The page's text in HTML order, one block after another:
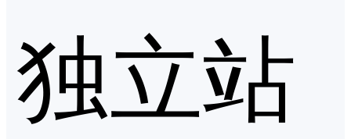
独立站